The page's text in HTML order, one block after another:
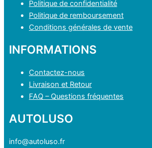
Politique de confidentialité
Politique de remboursement
Conditions générales de vente
INFORMATIONS
Contactez-nous
Livraison et Retour
FAQ – Questions fréquentes
AUTOLUSO
info@autoluso.fr